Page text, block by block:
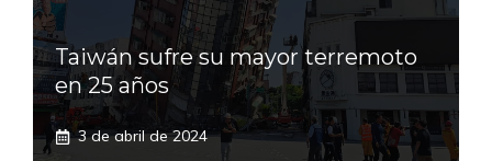
Taiwán sufre su mayor terremoto
en 25 años
3 de abril de 2024